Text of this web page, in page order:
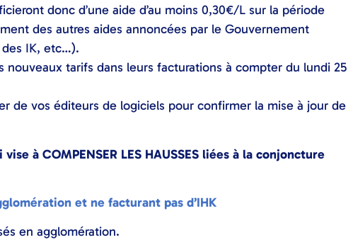
donc d’une aide d’au moins 0,30€/L sur la période
des autres aides annoncées par le Gouvernement
des IK, etc…).
nouveaux tarifs dans leurs facturations à compter du lundi 25
de vos éditeurs de logiciels pour confirmer la mise à jour de
à COMPENSER LES HAUSSES liées à la conjoncture
et ne facturant pas d’IHK
en agglomération.